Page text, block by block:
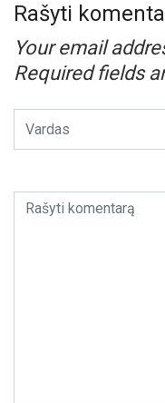
Rašyti
Your email
Required fields